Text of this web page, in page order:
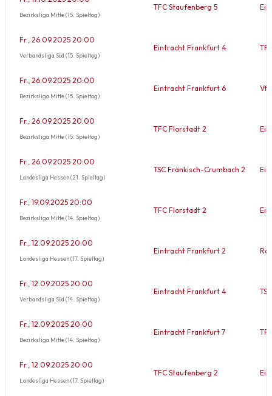
Bezirksliga Mitte (15. Spieltag)
TFC Staufenberg 5
Fr., 26.09.2025 20:00
Verbandsliga Süd (15. Spieltag)
Eintracht Frankfurt 4
Fr., 26.09.2025 20:00
Bezirksliga Mitte (15. Spieltag)
Eintracht Frankfurt 6
Fr., 26.09.2025 20:00
Bezirksliga Mitte (15. Spieltag)
TFC Florstadt 2
Fr., 26.09.2025 20:00
Landesliga Hessen (21. Spieltag)
TSC Fränkisch-Crumbach 2
Fr., 19.09.2025 20:00
Bezirksliga Mitte (14. Spieltag)
TFC Florstadt 2
Fr., 12.09.2025 20:00
Landesliga Hessen (17. Spieltag)
Eintracht Frankfurt 2
Fr., 12.09.2025 20:00
Verbandsliga Süd (14. Spieltag)
Eintracht Frankfurt 4
Fr., 12.09.2025 20:00
Bezirksliga Mitte (14. Spieltag)
Eintracht Frankfurt 7
Fr., 12.09.2025 20:00
Landesliga Hessen (17. Spieltag)
TFC Staufenberg 2